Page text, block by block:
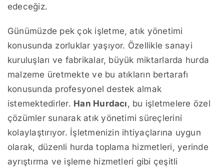
edeceğiz.
Günümüzde pek çok işletme, atık yönetimi
konusunda zorluklar yaşıyor. Özellikle sanayi
kuruluşları ve fabrikalar, büyük miktarlarda hurda
malzeme üretmekte ve bu atıkların bertarafı
konusunda profesyonel destek almak
istemektedirler. Han Hurdacı , bu işletmelere özel
çözümler sunarak atık yönetimi süreçlerini
kolaylaştırıyor. İşletmenizin ihtiyaçlarına uygun
olarak, düzenli hurda toplama hizmetleri, yerinde
ayrıştırma ve işleme hizmetleri gibi çeşitli